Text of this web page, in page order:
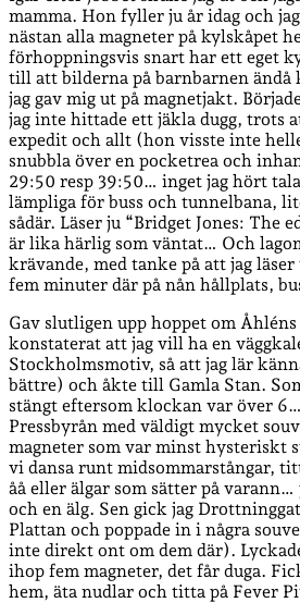
mamma. Hon fyller ju år idag och
nästan alla magneter på kylskåpet
förhoppningsvis snart har ett eget
till att bilderna på barnbarnen ändå
jag gav mig ut på magnetjakt.
jag inte hittade ett jäkla dugg, trots
expedit och allt (hon visste inte
snubbla över en pocketrea och
29:50 resp 39:50… inget jag hört
lämpliga för buss och tunnelbana,
sådär. Läser ju “Bridget Jones: The
är lika härlig som väntat… Och
krävande, med tanke på att jag
fem minuter där på nån hållplats,
Gav slutligen upp hoppet om
konstaterat att jag vill ha en
Stockholmsmotiv, så att jag lär
bättre) och åkte till Gamla Stan.
stängt eftersom klockan var över
Pressbyrån med väldigt mycket
magneter som var minst hysteriskt
vi dansa runt midsommarstångar,
åå eller älgar som sätter på
och en älg. Sen gick jag
Plattan och poppade in i några
inte direkt ont om dem där).
ihop fem magneter, det får duga.
hem, äta nudlar och titta på Fever